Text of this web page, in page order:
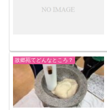
故郷苑てどんなところ？